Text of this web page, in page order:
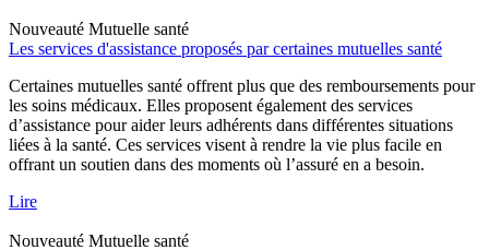
Nouveauté Mutuelle santé
Les services d'assistance proposés par certaines mutuelles santé
Certaines mutuelles santé offrent plus que des remboursements pour
les soins médicaux. Elles proposent également des services
d’assistance pour aider leurs adhérents dans différentes situations
liées à la santé. Ces services visent à rendre la vie plus facile en
offrant un soutien dans des moments où l’assuré en a besoin.
Lire
Nouveauté Mutuelle santé